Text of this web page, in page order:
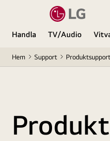
Handla TV/Audio
Hem Support Produktsupport